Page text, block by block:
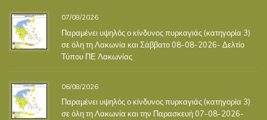
07/08/2026
Παραμένει υψηλός ο κίνδυνος πυρκαγιάς (κατηγορία 3)
σε όλη τη Λακωνία και Σάββατο 08-08-2026- Δελτίο
Τύπου ΠΕ Λακωνίας
06/08/2026
Παραμένει υψηλός ο κίνδυνος πυρκαγιάς (κατηγορία 3)
σε όλη τη Λακωνία και την Παρασκευή 07-08-2026-